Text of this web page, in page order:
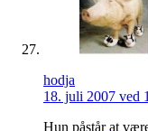
hodja
18. juli 2007 ved
Hun påstår at